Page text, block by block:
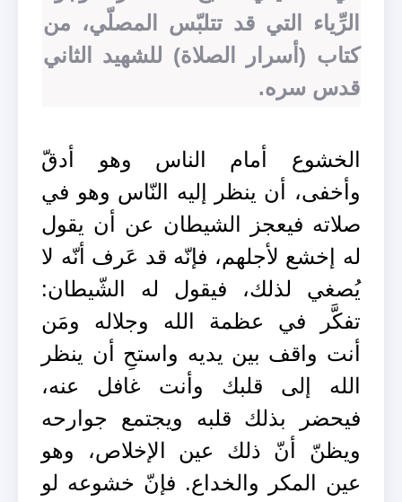
الرِّياء التي قد تتلبّس المصلّي، من
كتاب (أسرار الصلاة) للشهيد الثاني
قدس سره.
الخشوع أمام الناس وهو أدقّ
وأخفى، أن ينظر إليه النّاس وهو في
صلاته فيعجز الشيطان عن أن يقول
له إخشع لأجلهم، فإنّه قد عَرف أنّه لا
يُصغي لذلك، فيقول له الشّيطان:
تفكَّر في عظمة الله وجلاله ومَن
أنت واقف بين يديه واستحِ أن ينظر
الله إلى قلبك وأنت غافل عنه،
فيحضر بذلك قلبه ويجتمع جوارحه
ويظنّ أنّ ذلك عين الإخلاص، وهو
عين المكر والخداع. فإنّ خشوعه لو